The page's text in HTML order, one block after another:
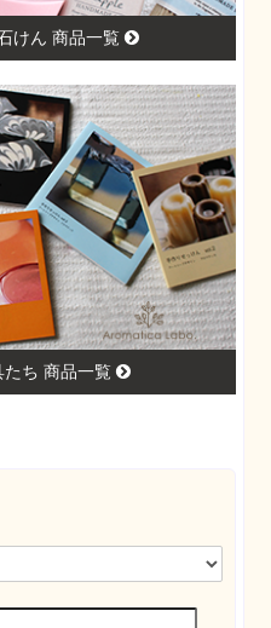
けん 商品一覧
ち 商品一覧